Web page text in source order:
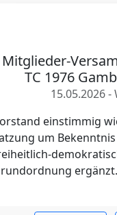
Mitglieder-
TC 1976
15.05.2026 -
einstimmig
um
ergänzt.